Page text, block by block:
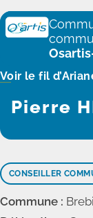
Panneau de
Voir le fil
Pierre
CONSEILLER
Commune :